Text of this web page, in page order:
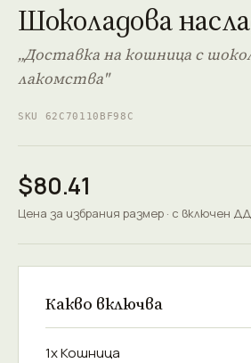
Шоколадова
„Доставка на кошница с
лакомства"
SKU 62C70110BF98C
$80.41
Цена за избрания размер · с включен
Какво включва
1x Кошница